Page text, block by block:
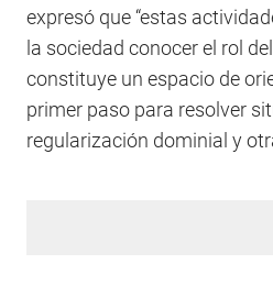
expresó que “estas
la sociedad conocer el rol
constituye un espacio de
primer paso para resolver
regularización dominial y